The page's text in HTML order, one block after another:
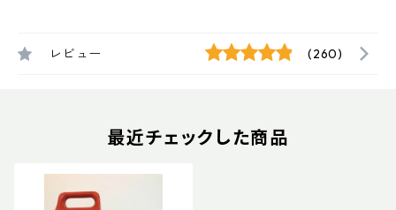
レビュー (260)
最近チェックした商品